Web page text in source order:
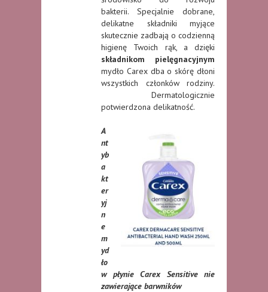
bakterii. Specjalnie dobrane,
delikatne składniki myjące
skutecznie zadbają o codzienną
higienę Twoich rąk, a dzięki
składnikom pielęgnacyjnym
mydło Carex dba o skórę dłoni
wszystkich członków rodziny.
Dermatologicznie
potwierdzona delikatność.
A
nt
yb
a
kt
er
yj
n
e
m
yd
ło
w płynie Carex Sensitive nie
zawierające barwników